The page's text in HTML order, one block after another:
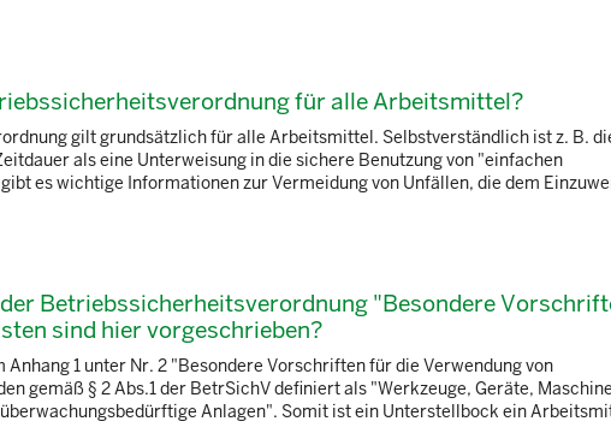
für alle Arbeitsmittel?
gilt grundsätzlich für alle Arbeitsmittel. Selbstverständlich ist z. B.
als eine Unterweisung in die sichere Benutzung von "einfachen
es wichtige Informationen zur Vermeidung von Unfällen, die dem
Betriebssicherheitsverordnung "Besondere
sind hier vorgeschrieben?
1 unter Nr. 2 "Besondere Vorschriften für die Verwendung von
gemäß § 2 Abs.1 der BetrSichV definiert als "Werkzeuge, Geräte,
Anlagen". Somit ist ein Unterstellbock ein